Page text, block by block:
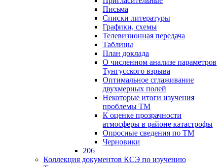
Письма
Списки литературы
Графики, схемы
Телевизионная передача
Таблицы
План доклада
О численном анализе параметров
Тунгусского взрыва
Оптимальное сглаживание
двухмерных полей
Некоторые итоги изучения
проблемы ТМ
К оценке прозрачности
атмосферы в районе катастрофы
Опросные сведения по ТМ
Черновики
206
Коллекция документов КСЭ по изучению